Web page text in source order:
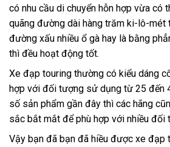
có nhu cầu di chuyển hỗn hợp vừa có
quãng đường dài hàng trăm ki-lô-mét
đường xấu nhiều ổ gà hay là bằng
thì đều hoạt động tốt.
Xe đạp touring thường có kiểu dáng
hợp với đối tượng sử dụng từ 25 đến
số sản phẩm gần đây thì các hãng
sắc bắt mắt để phù hợp với nhiều đối
Vậy bạn đã bạn đã hiều được xe đạp